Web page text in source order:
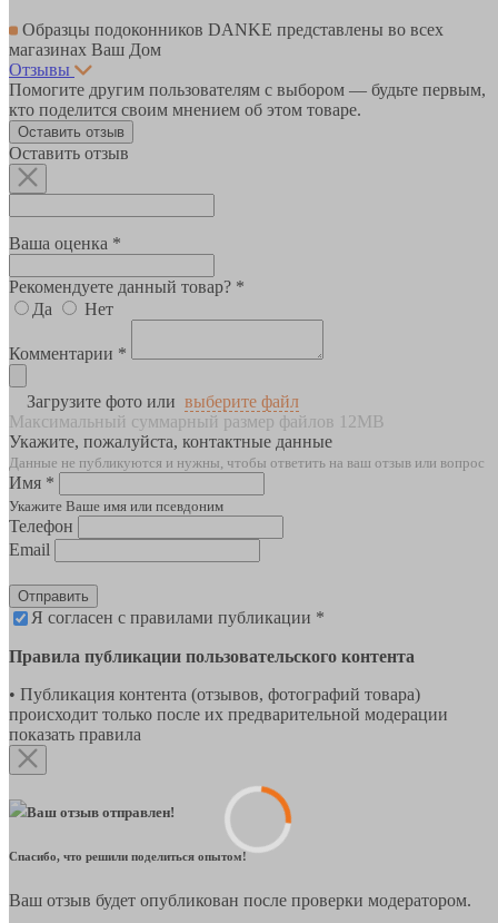
Образцы подоконников DANKE представлены во всех
магазинах Ваш Дом
Отзывы
Помогите другим пользователям с выбором — будьте первым,
кто поделится своим мнением об этом товаре.
Оставить отзыв
Оставить отзыв
Ваша оценка *
Рекомендуете данный товар? *
Да
Нет
Комментарии *
Загрузите фото или выберите файл
Максимальный суммарный размер файлов 12MB
Укажите, пожалуйста, контактные данные
Данные не публикуются и нужны, чтобы ответить на ваш отзыв или вопрос
Имя *
Укажите Ваше имя или псевдоним
Телефон
Email
Отправить
Я согласен с правилами публикации *
Правила публикации пользовательского контента
• Публикация контента (отзывов, фотографий товара)
происходит только после их предварительной модерации
показать правила
Ваш отзыв отправлен!
Спасибо, что решили поделиться опытом!
Ваш отзыв будет опубликован после проверки модератором.